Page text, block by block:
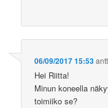
06/09/2017 15:53
Hei Riitta!
Minun koneella
toimiiko se?